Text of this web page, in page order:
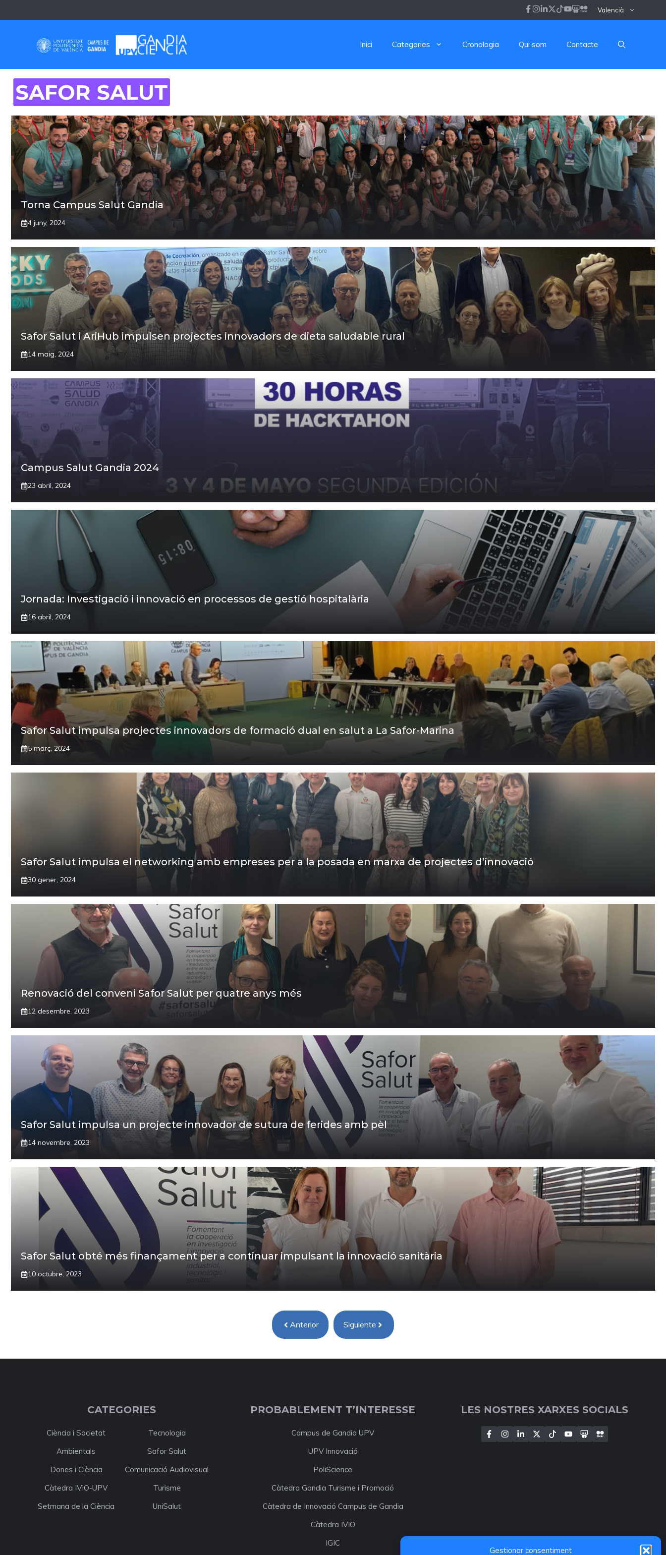
Gestionar consentiment
to
Valencià
Inici Categories Cronologia Qui som Contacte
SAFOR SALUT
Torna Campus Salut Gandia
4 juny, 2024
Safor Salut i AriHub impulsen projectes innovadors de dieta saludable rural
14 maig, 2024
Campus Salut Gandia 2024
23 abril, 2024
Jornada: Investigació i innovació en processos de gestió hospitalària
16 abril, 2024
Safor Salut impulsa projectes innovadors de formació dual en salut a La Safor-Marina
5 març, 2024
Safor Salut impulsa el networking amb empreses per a la posada en marxa de projectes d’innovació
30 gener, 2024
Renovació del conveni Safor Salut per quatre anys més
12 desembre, 2023
Safor Salut impulsa un projecte innovador de sutura de ferides amb pèl
14 novembre, 2023
Safor Salut obté més finançament per a continuar impulsant la innovació sanitària
10 octubre, 2023
Anterior Siguiente
CATEGORIES
Ciència i Societat
Tecnologia
Ambientals
Safor Salut
Dones i Ciència
Comunicació Audiovisual
Càtedra IVIO-UPV
Turisme
Setmana de la Ciència
UniSalut
PROBABLEMENT T’INTERESSE
Campus de Gandia UPV
UPV Innovació
PoliScience
Càtedra Gandia Turisme i Promoció
Càtedra de Innovació Campus de Gandia
Càtedra IVIO
IGIC
LES NOSTRES XARXES SOCIALS